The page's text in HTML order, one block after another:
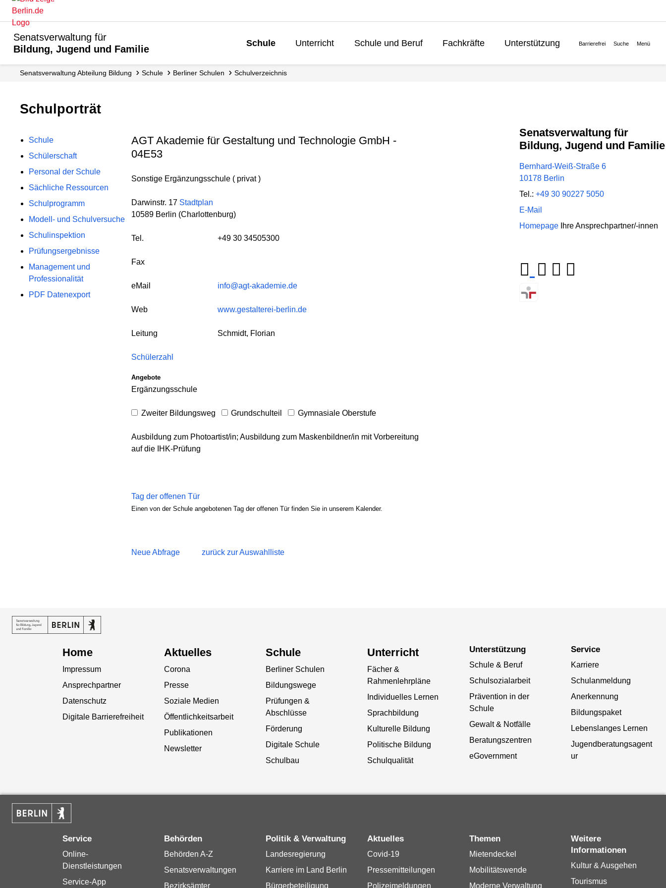
Senatsverwaltung für
Bildung, Jugend und Familie
Schule Unterricht Schule und Beruf Fachkräfte
Unterstützung
Barrierefrei Suche Menü
Senats­verwaltung Abteilung Bildung Schule Berliner Schulen Schul­verzeichnis
Schulporträt
Schule
Schülerschaft
Personal der Schule
Sächliche Ressourcen
Schulprogramm
Modell- und Schulversuche
Schulinspektion
Prüfungsergebnisse
Management und
Professionalität
PDF Datenexport
AGT Akademie für Gestaltung und Technologie GmbH -
04E53
Sonstige Ergänzungsschule ( privat )
Darwinstr. 17 Stadtplan
10589 Berlin (Charlottenburg)
Tel. +49 30 34505300
Fax
eMail info@agt-akademie.de
Web www.gestalterei-berlin.de
Leitung Schmidt, Florian
Schülerzahl
Angebote
Ergänzungsschule
Zweiter Bildungsweg Grundschulteil Gymnasiale Oberstufe
Ausbildung zum Photoartist/in; Ausbildung zum Maskenbildner/in mit Vorbereitung
auf die IHK-Prüfung
Tag der offenen Tür
Einen von der Schule angebotenen Tag der offenen Tür finden Sie in unserem Kalender.
Neue Abfrage zurück zur Auswahlliste
Senatsverwaltung für
Bildung, Jugend und Familie
Bernhard-Weiß-Straße 6
10178 Berlin
Tel.: +49 30 90227 5050
E-Mail
Homepage Ihre Ansprechpartner/-innen
Home
Impressum
Ansprechpartner
Datenschutz
Digitale Barrierefreiheit
Aktuelles
Corona
Presse
Soziale Medien
Öffentlichkeitsarbeit
Publikationen
Newsletter
Schule
Berliner Schulen
Bildungswege
Prüfungen &
Abschlüsse
Förderung
Digitale Schule
Schulbau
Unterricht
Fächer &
Rahmenlehrpläne
Individuelles Lernen
Sprachbildung
Kulturelle Bildung
Politische Bildung
Schulqualität
Unterstützung
Schule & Beruf
Schulsozialarbeit
Prävention in der
Schule
Gewalt & Notfälle
Beratungszentren
eGovernment
Service
Karriere
Schulanmeldung
Anerkennung
Bildungspaket
Lebenslanges Lernen
Jugendberatungsagent
ur
Service
Online-
Dienstleistungen
Service-App
Behörden
Behörden A-Z
Senatsverwaltungen
Bezirksämter
Politik & Verwaltung
Landesregierung
Karriere im Land Berlin
Bürgerbeteiligung
Aktuelles
Covid-19
Pressemitteilungen
Polizeimeldungen
Themen
Mietendeckel
Mobilitätswende
Moderne Verwaltung
Weitere
Informationen
Kultur & Ausgehen
Tourismus